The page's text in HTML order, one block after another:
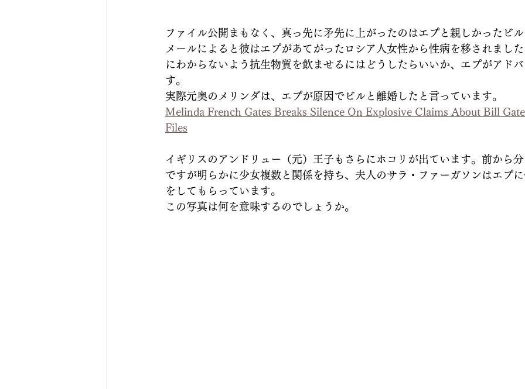
ファイル公開まもなく、真っ先に矛先に上がったのはエプと親しかったビ
メールによると彼はエプがあてがったロシア人女性から性病を移されまし
にわからないよう抗生物質を飲ませるにはどうしたらいいか、エプがアド
す。
実際元奥のメリンダは、エプが原因でビルと離婚したと言っています。
Melinda French Gates Breaks Silence On Explosive Claims About Bill
Files
イギリスのアンドリュー（元）王子もさらにホコリが出ています。前から
ですが明らかに少女複数と関係を持ち、夫人のサラ・ファーガソンはエプ
をしてもらっています。
この写真は何を意味するのでしょうか。